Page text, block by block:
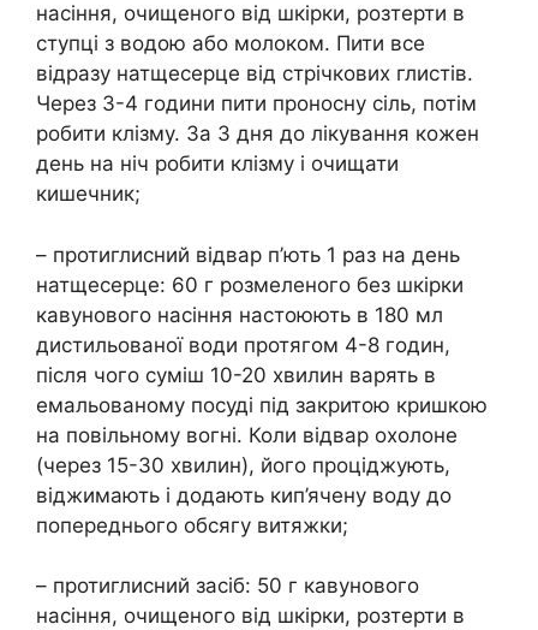
насіння, очищеного від шкірки, розтерти в
ступці з водою або молоком. Пити все
відразу натщесерце від стрічкових глистів.
Через 3-4 години пити проносну сіль, потім
робити клізму. За 3 дня до лікування кожен
день на ніч робити клізму і очищати
кишечник;
– протиглисний відвар п’ють 1 раз на день
натщесерце: 60 г розмеленого без шкірки
кавунового насіння настоюють в 180 мл
дистильованої води протягом 4-8 годин,
після чого суміш 10-20 хвилин варять в
емальованому посуді під закритою кришкою
на повільному вогні. Коли відвар охолоне
(через 15-30 хвилин), його проціджують,
віджимають і додають кип’ячену воду до
попереднього обсягу витяжки;
– протиглисний засіб: 50 г кавунового
насіння, очищеного від шкірки, розтерти в